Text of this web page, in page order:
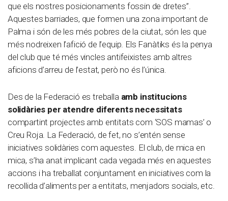
que els nostres posicionaments fossin de dretes”.
Aquestes barriades, que formen una zona important de
Palma i són de les més pobres de la ciutat, són les que
més nodreixen l’afició de l’equip. Els Fanàtiks és la penya
del club que té més vincles antifeixistes amb altres
aficions d’arreu de l’estat, però no és l’única.
Des de la Federació es treballa amb institucions
solidàries per atendre diferents necessitats
compartint projectes amb entitats com ‘SOS mamas’ o
Creu Roja. La Federació, de fet, no s’entén sense
iniciatives solidàries com aquestes. El club, de mica en
mica, s’ha anat implicant cada vegada més en aquestes
accions i ha treballat conjuntament en iniciatives com la
recollida d’aliments per a entitats, menjadors socials, etc.